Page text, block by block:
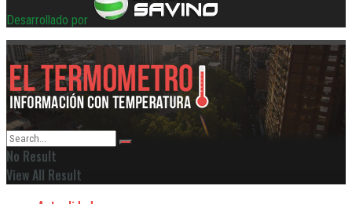
Desarrollado por
No Result
View All Result